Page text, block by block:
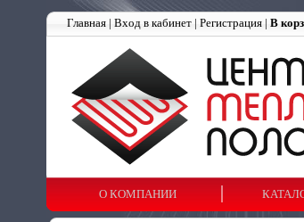
Главная | Вход в кабинет | Регистрация | В
О КОМПАНИИ